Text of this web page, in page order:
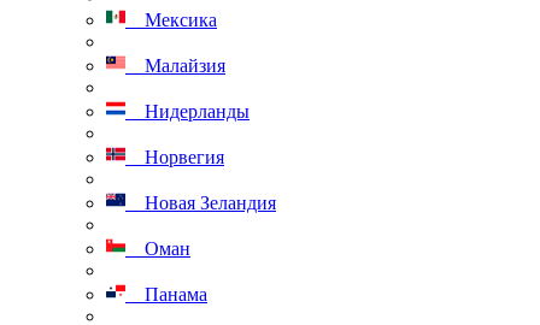
Мексика
Малайзия
Нидерланды
Норвегия
Новая Зеландия
Оман
Панама